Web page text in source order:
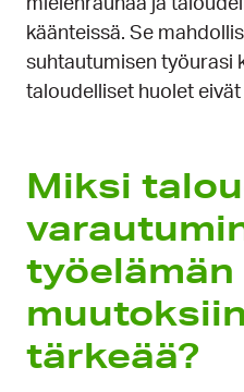
mielenrauhaa ja
käänteissä. Se
suhtautumisen työurasi
taloudelliset huolet
Miksi
työelämän
tärkeää?